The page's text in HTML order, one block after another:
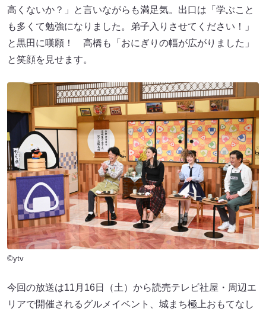
高くないか？」と言いながらも満足気。出口は「学ぶこと
も多くて勉強になりました。弟子入りさせてください！」
と黒田に嘆願！ 高橋も「おにぎりの幅が広がりました」
と笑顔を見せます。
©ytv
今回の放送は11月16日（土）から読売テレビ社屋・周辺エ
リアで開催されるグルメイベント、城まち極上おもてなし